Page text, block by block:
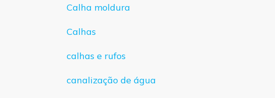
Calha moldura
Calhas
calhas e rufos
canalização de água